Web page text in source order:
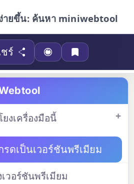
ายขึ้น: ค้นหา miniwebtool
ร์
ยงเครื่องมือนี้
รดเป็นเวอร์ชันพรีเมียม
เวอร์ชันพรีเมียม